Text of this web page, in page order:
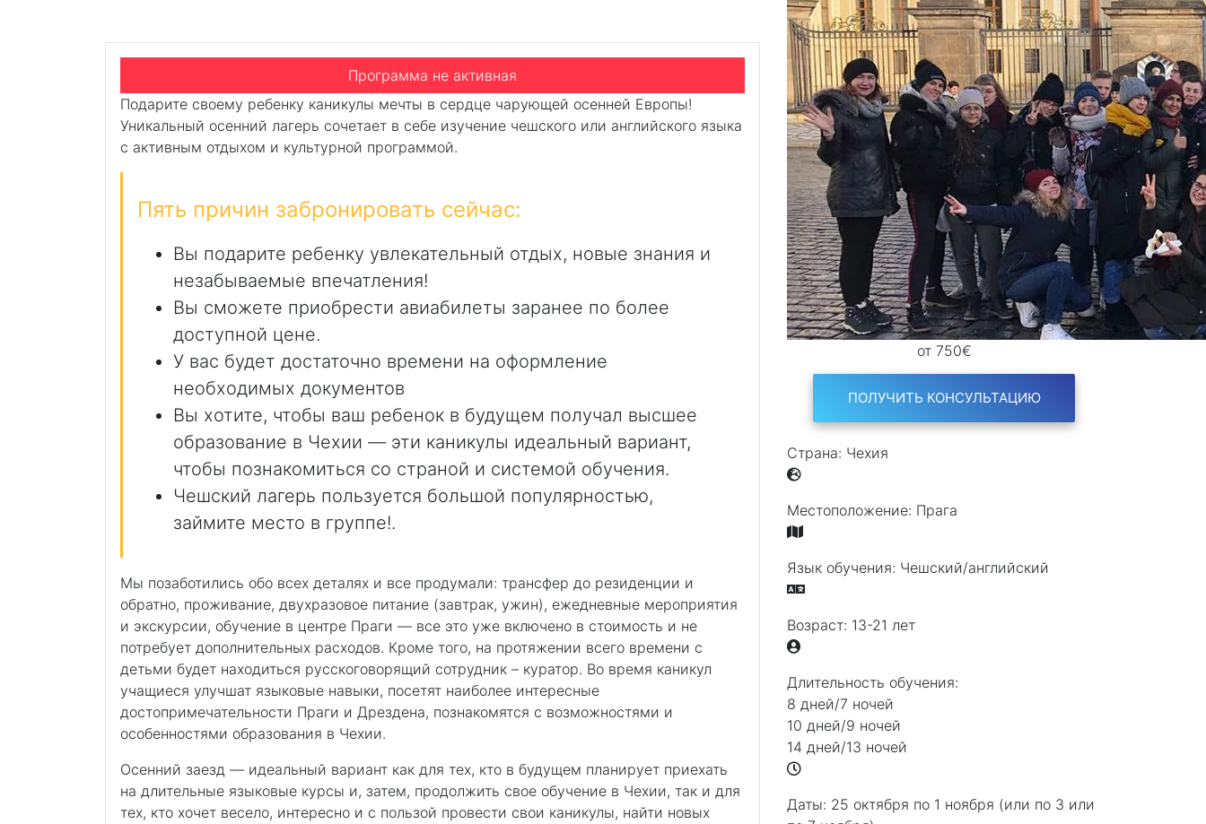
Программа не активная
Подарите своему ребенку каникулы мечты в сердце чарующей осенней Европы!
Уникальный осенний лагерь сочетает в себе изучение чешского или английского языка
с активным отдыхом и культурной программой.
Пять причин забронировать сейчас:
Вы подарите ребенку увлекательный отдых, новые знания и
незабываемые впечатления!
Вы сможете приобрести авиабилеты заранее по более
доступной цене.
У вас будет достаточно времени на оформление
необходимых документов
Вы хотите, чтобы ваш ребенок в будущем получал высшее
образование в Чехии — эти каникулы идеальный вариант,
чтобы познакомиться со страной и системой обучения.
Чешский лагерь пользуется большой популярностью,
займите место в группе!.
Мы позаботились обо всех деталях и все продумали: трансфер до резиденции и
обратно, проживание, двухразовое питание (завтрак, ужин), ежедневные мероприятия
и экскурсии, обучение в центре Праги — все это уже включено в стоимость и не
потребует дополнительных расходов. Кроме того, на протяжении всего времени с
детьми будет находиться русскоговорящий сотрудник – куратор. Во время каникул
учащиеся улучшат языковые навыки, посетят наиболее интересные
достопримечательности Праги и Дрездена, познакомятся с возможностями и
особенностями образования в Чехии.
Осенний заезд — идеальный вариант как для тех, кто в будущем планирует приехать
на длительные языковые курсы и, затем, продолжить свое обучение в Чехии, так и для
тех, кто хочет весело, интересно и с пользой провести свои каникулы, найти новых
от 750€
ПОЛУЧИТЬ КОНСУЛЬТАЦИЮ
Страна: Чехия
Местоположение: Прага
Язык обучения: Чешский/английский
Возраст: 13-21 лет
Длительность обучения:
8 дней/7 ночей
10 дней/9 ночей
14 дней/13 ночей
Даты: 25 октября по 1 ноября (или по 3 или